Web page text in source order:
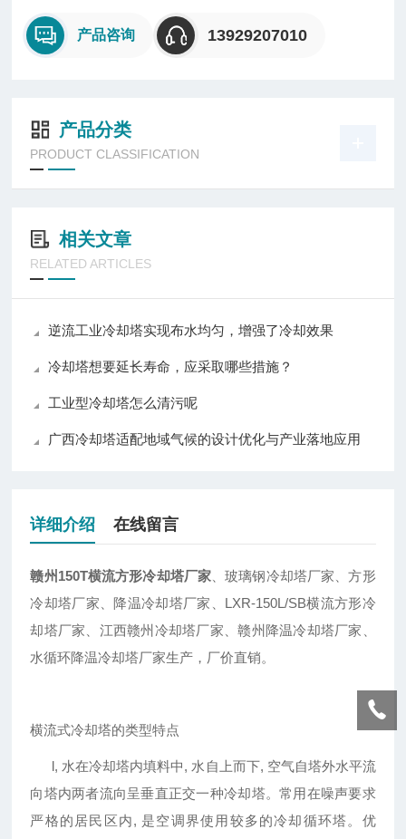
产品咨询 13929207010
产品分类
PRODUCT CLASSIFICATION
相关文章
RELATED ARTICLES
逆流工业冷却塔实现布水均匀，增强了冷却效果
冷却塔想要延长寿命，应采取哪些措施？
工业型冷却塔怎么清污呢
广西冷却塔适配地域气候的设计优化与产业落地应用
详细介绍 在线留言
赣州150T横流方形冷却塔厂家 、玻璃钢冷却塔厂家、方形
冷却塔厂家、降温冷却塔厂家、LXR-150L/SB横流方形冷
却塔厂家、江西赣州冷却塔厂家、赣州降温冷却塔厂家、
水循环降温冷却塔厂家生产，厂价直销。
横流式冷却塔的类型特点
l, 水在冷却塔内填料中, 水自上而下, 空气自塔外水平流
向塔内两者流向呈垂直正交一种冷却塔。常用在噪声要求
严格的居民区内, 是空调界使用较多的冷却循环塔。优